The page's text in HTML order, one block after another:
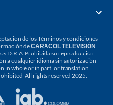
de losTérminos y condiciones
deCARACOL TELEVISIÓN
D.R.A. Prohibida su reproducción
a cualquier idioma sin autorización
in whole or in part, or translation
All rights reserved 2025.